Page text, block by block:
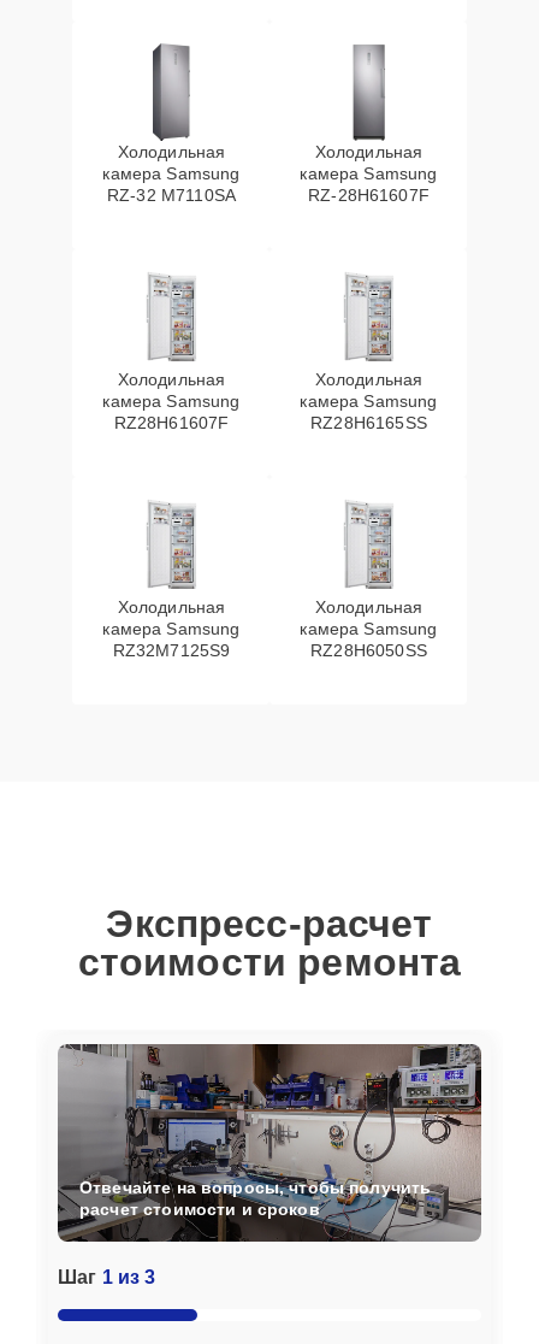
Холодильная
камера Samsung
RZ-32 M7110SA
Холодильная
камера Samsung
RZ-28H61607F
Холодильная
камера Samsung
RZ28H61607F
Холодильная
камера Samsung
RZ28H6165SS
Холодильная
камера Samsung
RZ32M7125S9
Холодильная
камера Samsung
RZ28H6050SS
Экспресс-расчет
стоимости ремонта
Шаг 1 из 3
Отвечайте на вопросы, чтобы получить
расчет стоимости и сроков